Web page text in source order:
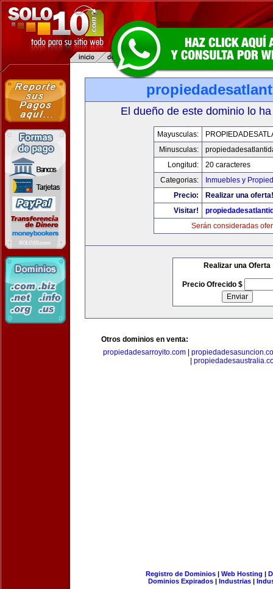
El dueño de este dominio lo
Mayusculas:
Minusculas:
Longitud:
20 caracteres
Categorias:
Inmuebles y
Precio:
Realizar una oferta!
Visitar!
Serán consideradas
Realizar una Oferta
Precio Ofrecido $
Otros dominios en venta:
propiedadesarroyito.com|
Registro de Dominios| Web Hosting |
Dominios Expirados | Industrias |